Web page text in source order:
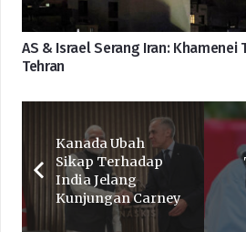
AS & Israel Serang Iran: Khamenei
Tehran
Kanada Ubah
Sikap Terhadap
India Jelang
Kunjungan Carney